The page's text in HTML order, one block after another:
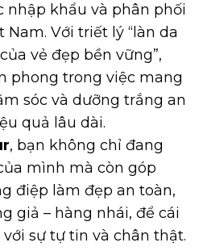
nhập khẩu và phân phối
Với triết lý “làn da
vẻ đẹp bền vững”,
phong trong việc mang
sóc và dưỡng trắng an
quả lâu dài.
, bạn không chỉ đang
mình mà còn góp
điệp làm đẹp an toàn,
giả – hàng nhái, để cái
sự tự tin và chân thật.